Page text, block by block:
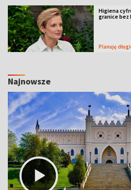
Higiena
granice
Planuję
Najnowsze